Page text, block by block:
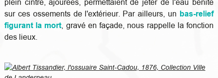
plein cintre, ajourées, permettaient de jeter de l'eau bénite
sur ces ossements de l'extérieur. Par ailleurs, un bas-relief
figurant la mort, gravé en façade, nous rappelle la fonction
des lieux.